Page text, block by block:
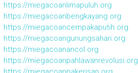
https://miegacoanlimapuluh.org
https://miegacoanbengkayang.org
https://miegacoancempakaputih.org
https://miegacoangunungsahari.org
https://miegacoanancol.org
https://miegacoanpahlawanrevolusi.org